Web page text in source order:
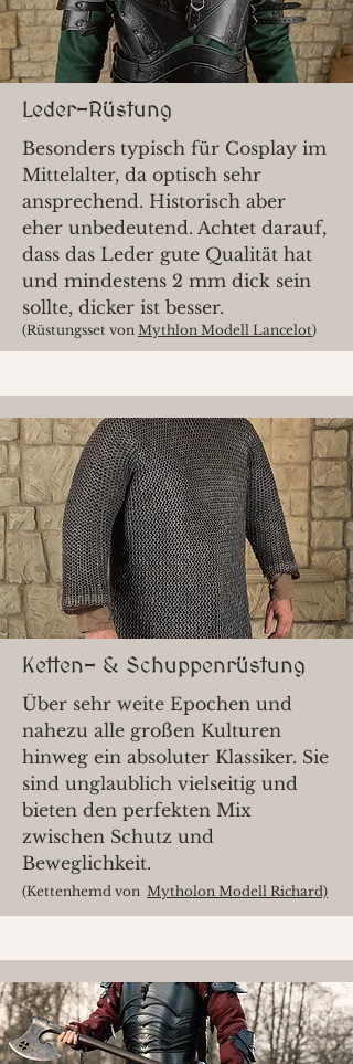
Leder-Rüstung
Besonders typisch für Cosplay im
Mittelalter, da optisch sehr
ansprechend. Historisch aber
eher unbedeutend. Achtet darauf,
dass das Leder gute Qualität hat
und mindestens 2 mm dick sein
sollte, dicker ist besser.
(Rüstungsset von Mythlon Modell Lancelot)
Ketten- & Schuppenrüstung
Über sehr weite Epochen und
nahezu alle großen Kulturen
hinweg ein absoluter Klassiker. Sie
sind unglaublich vielseitig und
bieten den perfekten Mix
zwischen Schutz und
Beweglichkeit.
(Kettenhemd von Mytholon Modell Richard)